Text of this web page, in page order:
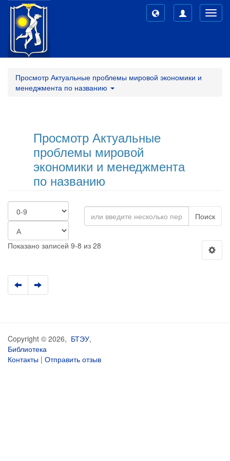
Просмотр Актуальные проблемы мировой экономики и
менеджмента по названию
Просмотр Актуальные
проблемы мировой
экономики и менеджмента
по названию
Поиск
Показано записей 9-8 из 28
Copyright © 2026, БТЭУ,
Библиотека
Контакты | Отправить отзыв